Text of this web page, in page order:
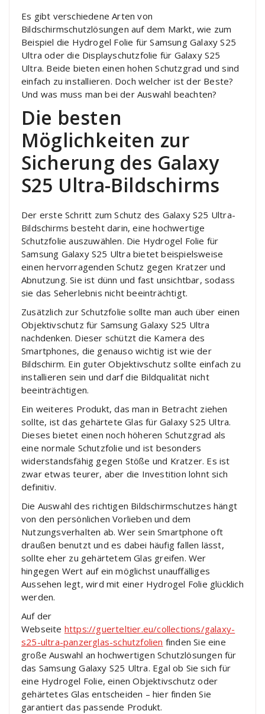
Es gibt verschiedene Arten von
Bildschirmschutzlösungen auf dem Markt, wie zum
Beispiel die Hydrogel Folie für Samsung Galaxy S25
Ultra oder die Displayschutzfolie für Galaxy S25
Ultra. Beide bieten einen hohen Schutzgrad und sind
einfach zu installieren. Doch welcher ist der Beste?
Und was muss man bei der Auswahl beachten?
Die besten
Möglichkeiten zur
Sicherung des Galaxy
S25 Ultra-Bildschirms
Der erste Schritt zum Schutz des Galaxy S25 Ultra-
Bildschirms besteht darin, eine hochwertige
Schutzfolie auszuwählen. Die Hydrogel Folie für
Samsung Galaxy S25 Ultra bietet beispielsweise
einen hervorragenden Schutz gegen Kratzer und
Abnutzung. Sie ist dünn und fast unsichtbar, sodass
sie das Seherlebnis nicht beeinträchtigt.
Zusätzlich zur Schutzfolie sollte man auch über einen
Objektivschutz für Samsung Galaxy S25 Ultra
nachdenken. Dieser schützt die Kamera des
Smartphones, die genauso wichtig ist wie der
Bildschirm. Ein guter Objektivschutz sollte einfach zu
installieren sein und darf die Bildqualität nicht
beeinträchtigen.
Ein weiteres Produkt, das man in Betracht ziehen
sollte, ist das gehärtete Glas für Galaxy S25 Ultra.
Dieses bietet einen noch höheren Schutzgrad als
eine normale Schutzfolie und ist besonders
widerstandsfähig gegen Stöße und Kratzer. Es ist
zwar etwas teurer, aber die Investition lohnt sich
definitiv.
Die Auswahl des richtigen Bildschirmschutzes hängt
von den persönlichen Vorlieben und dem
Nutzungsverhalten ab. Wer sein Smartphone oft
draußen benutzt und es dabei häufig fallen lässt,
sollte eher zu gehärtetem Glas greifen. Wer
hingegen Wert auf ein möglichst unauffälliges
Aussehen legt, wird mit einer Hydrogel Folie glücklich
werden.
Auf der
Webseite https://guerteltier.eu/collections/galaxy-
s25-ultra-panzerglas-schutzfolien finden Sie eine
große Auswahl an hochwertigen Schutzlösungen für
das Samsung Galaxy S25 Ultra. Egal ob Sie sich für
eine Hydrogel Folie, einen Objektivschutz oder
gehärtetes Glas entscheiden – hier finden Sie
garantiert das passende Produkt.